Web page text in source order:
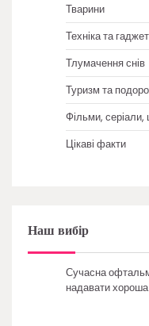
Тварини
Техніка та
Тлумачення снів
Туризм та
Фільми, серіали,
Цікаві факти
Наш вибір
Сучасна
надавати хороша